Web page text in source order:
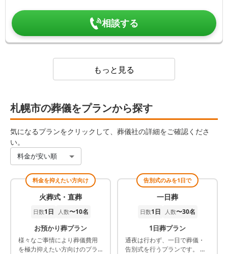
相談する
もっと見る
札幌市の葬儀をプランから探す
気になるプランをクリックして、葬儀社の詳細をご確認くださ
い。
料金が安い順
料金を抑えたい方向け
火葬式・直葬
日数1日 人数〜10名
お預かり葬プラン
様々なご事情により葬儀費用
を極力抑えたい方向けのプラ
告別式のみを1日で
一日葬
日数1日 人数〜30名
1日葬プラン
通夜は行わず、一日で葬儀・
告別式を行うプランです。 事